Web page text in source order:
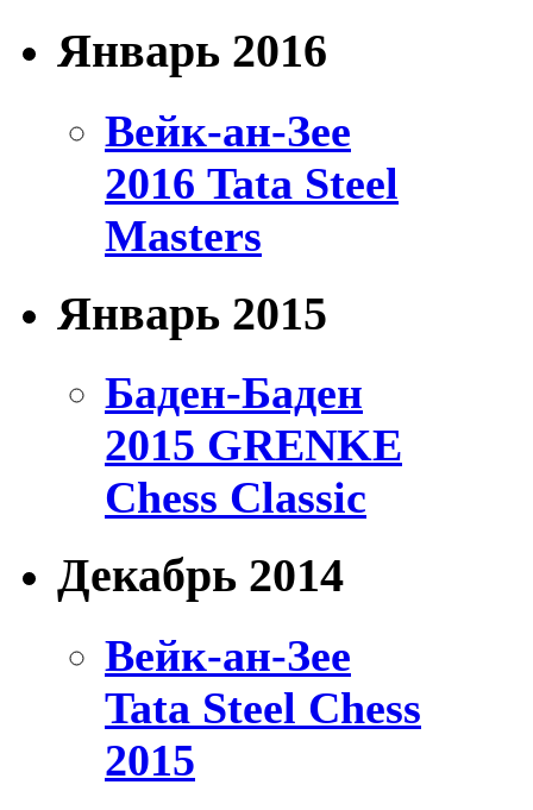
Январь 2016
Вейк-ан-Зее
2016 Tata Steel
Masters
Январь 2015
Баден-Баден
2015 GRENKE
Chess Classic
Декабрь 2014
Вейк-ан-Зее
Tata Steel Chess
2015